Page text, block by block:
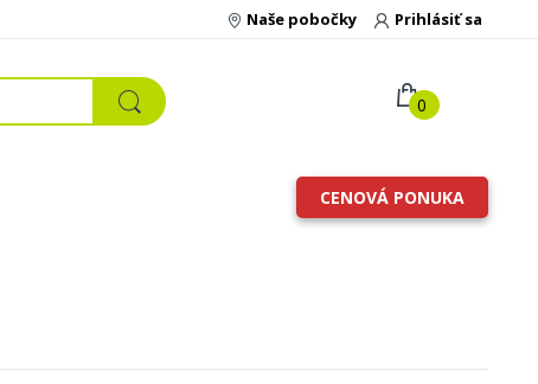
Prihlásiť sa
Naše pobočky
0
CENOVÁ PONUKA